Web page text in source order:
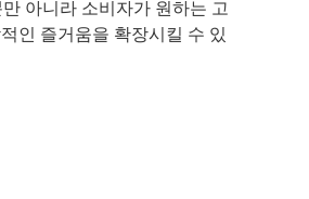
아니라 소비자가 원하는 고
인 즐거움을 확장시킬 수 있